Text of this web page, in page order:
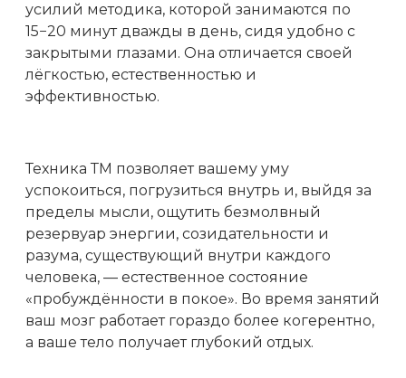
усилий методика, которой занимаются по
15−20 минут дважды в день, сидя удобно с
закрытыми глазами. Она отличается своей
лёгкостью, естественностью и
эффективностью.
Техника ТМ позволяет вашему уму
успокоиться, погрузиться внутрь и, выйдя за
пределы мысли, ощутить безмолвный
резервуар энергии, созидательности и
разума, существующий внутри каждого
человека, — естественное состояние
«пробуждённости в покое». Во время занятий
ваш мозг работает гораздо более когерентно,
а ваше тело получает глубокий отдых.